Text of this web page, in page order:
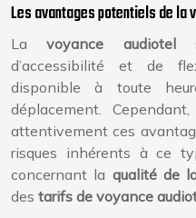
Les avantages potentiels de la
Lavoyance audiotel
d’accessibilité et de
disponible à toute
déplacement.
attentivement ces
risques inhérents à ce
concernant la qualité de
des tarifs de voyance